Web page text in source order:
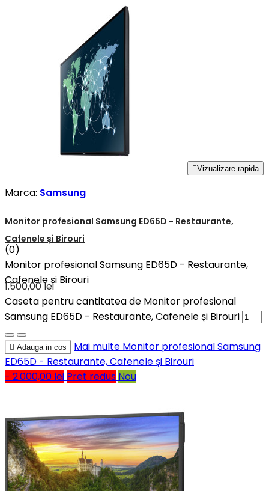
Vizualizare rapida
Marca: Samsung
Monitor profesional Samsung ED65D - Restaurante,
Cafenele și Birouri
(0)
Monitor profesional Samsung ED65D - Restaurante,
Cafenele și Birouri
1.500,00 lei
Caseta pentru cantitatea de Monitor profesional
Samsung ED65D - Restaurante, Cafenele și Birouri
 Adauga in cos Mai multe Monitor profesional Samsung
ED65D - Restaurante, Cafenele și Birouri
- 2.000,00 lei Pret redus Nou